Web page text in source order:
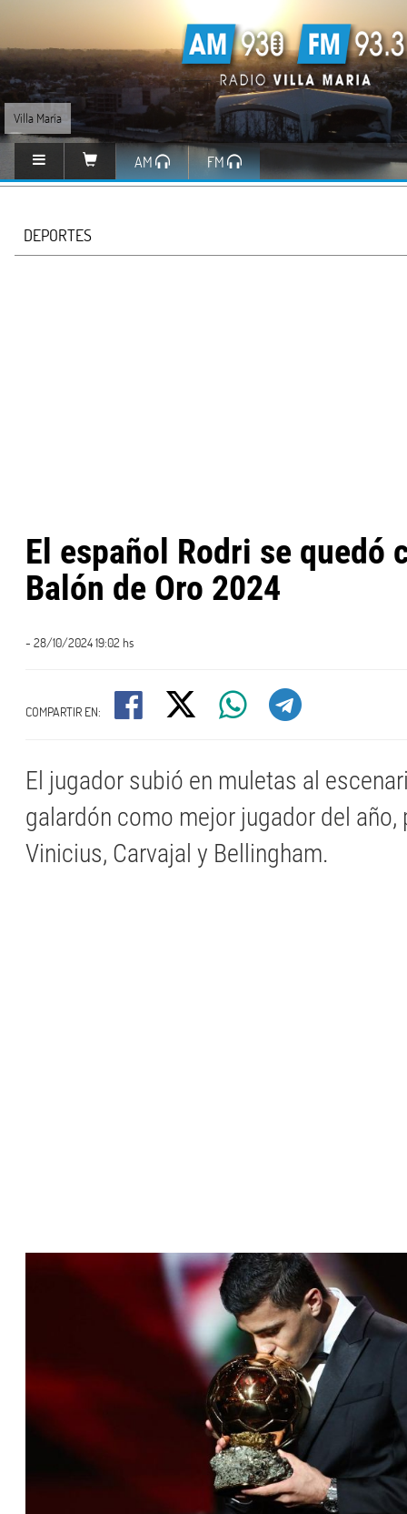
Villa María
AM FM
DEPORTES
El español Rodri se quedó
Balón de Oro 2024
- 28/10/2024 19:02 hs
COMPARTIR EN:
El jugador subió en muletas al
galardón como mejor jugador del año,
Vinicius, Carvajal y Bellingham.